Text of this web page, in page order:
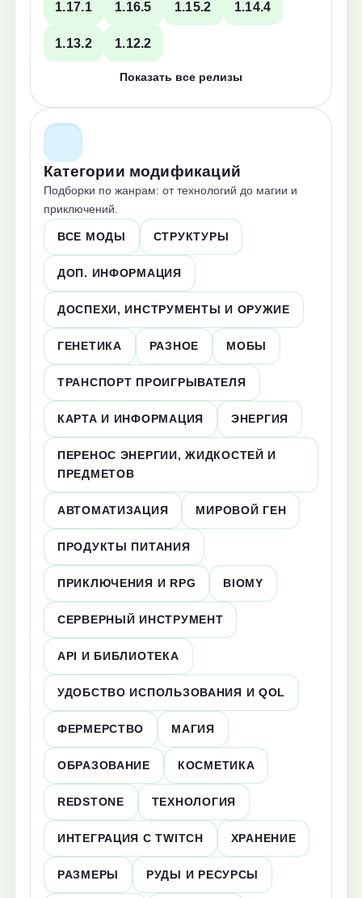
1.17.1 1.16.5 1.15.2 1.14.4
1.13.2 1.12.2
Показать все релизы
Категории модификаций
Подборки по жанрам: от технологий до магии и
приключений.
ВСЕ МОДЫ СТРУКТУРЫ
ДОП. ИНФОРМАЦИЯ
ДОСПЕХИ, ИНСТРУМЕНТЫ И ОРУЖИЕ
ГЕНЕТИКА РАЗНОЕ МОБЫ
ТРАНСПОРТ ПРОИГРЫВАТЕЛЯ
КАРТА И ИНФОРМАЦИЯ ЭНЕРГИЯ
ПЕРЕНОС ЭНЕРГИИ, ЖИДКОСТЕЙ И
ПРЕДМЕТОВ
АВТОМАТИЗАЦИЯ МИРОВОЙ ГЕН
ПРОДУКТЫ ПИТАНИЯ
ПРИКЛЮЧЕНИЯ И RPG BIOMY
СЕРВЕРНЫЙ ИНСТРУМЕНТ
API И БИБЛИОТЕКА
УДОБСТВО ИСПОЛЬЗОВАНИЯ И QOL
ФЕРМЕРСТВО МАГИЯ
ОБРАЗОВАНИЕ КОСМЕТИКА
REDSTONE ТЕХНОЛОГИЯ
ИНТЕГРАЦИЯ С TWITCH ХРАНЕНИЕ
РАЗМЕРЫ РУДЫ И РЕСУРСЫ